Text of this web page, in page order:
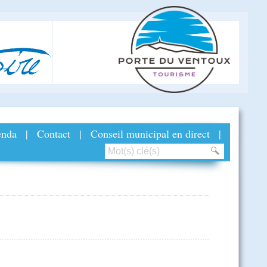
| Contact | Conseil municipal en direct |